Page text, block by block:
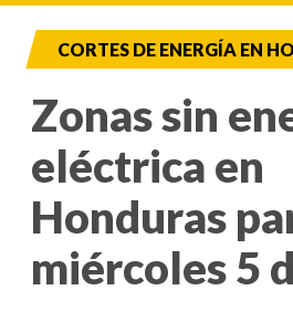
CORTES DE ENERGÍA EN
Zonas sin
eléctrica en
Honduras
miércoles 5